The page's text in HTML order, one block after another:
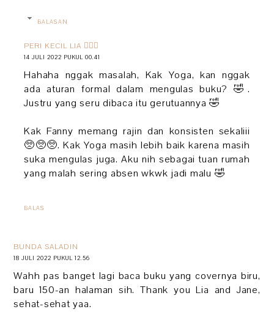
BALASAN
PERI KECIL LIA 🧚🏻‍♀️
14 JULI 2022 PUKUL 00.41
Hahaha nggak masalah, Kak Yoga, kan nggak
ada aturan formal dalam mengulas buku? 🤣.
Justru yang seru dibaca itu gerutuannya 🤣
Kak Fanny memang rajin dan konsisten sekaliii
🥺🥺🥺. Kak Yoga masih lebih baik karena masih
suka mengulas juga. Aku nih sebagai tuan rumah
yang malah sering absen wkwk jadi malu 🤣
BALAS
BUNDA SALADIN
18 JULI 2022 PUKUL 12.56
Wahh pas banget lagi baca buku yang covernya biru,
baru 150-an halaman sih. Thank you Lia and Jane,
sehat-sehat yaa.